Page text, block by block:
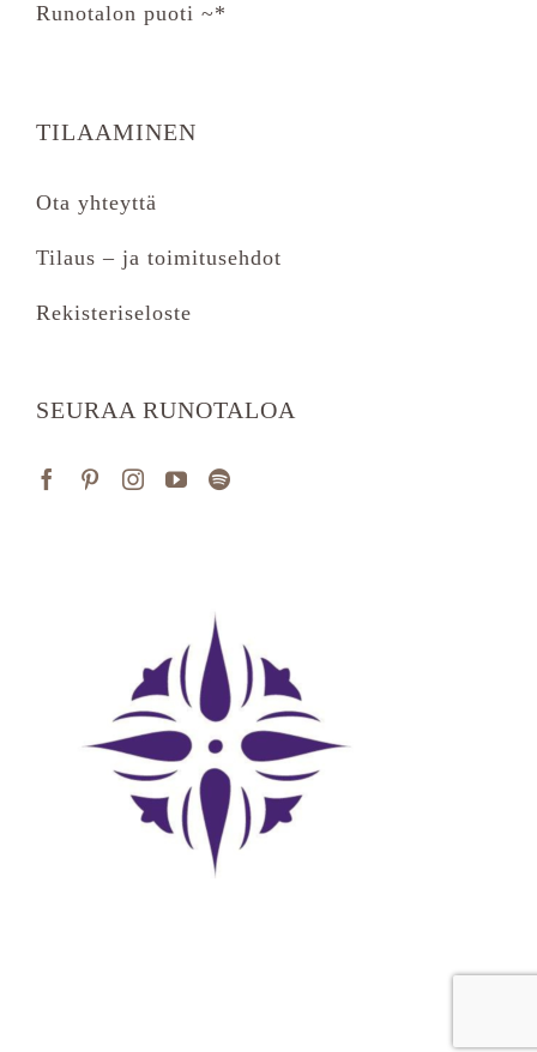
Runotalon puoti ~*
TILAAMINEN
Ota yhteyttä
Tilaus – ja toimitusehdot
Rekisteriseloste
SEURAA RUNOTALOA